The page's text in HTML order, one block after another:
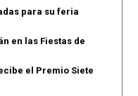
para su feria
en las Fiestas de
el Premio Siete